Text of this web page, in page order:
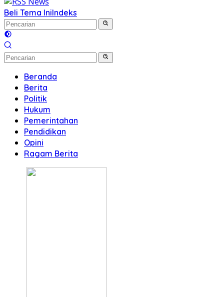
Beli Tema IniIndeks
Beranda
Berita
Politik
Hukum
Pemerintahan
Pendidikan
Opini
Ragam Berita